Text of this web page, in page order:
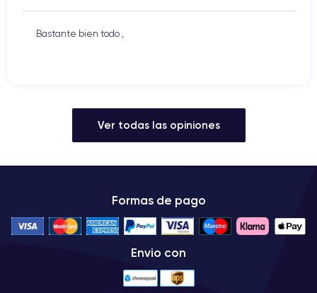
Bastante bien todo ,
Ver todas las opiniones
Formas de pago
Envio con